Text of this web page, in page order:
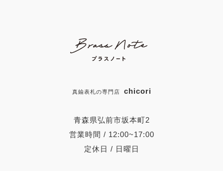
真鍮表札の専門店 chicori
青森県弘前市坂本町2
営業時間 / 12:00~17:00
定休日 / 日曜日